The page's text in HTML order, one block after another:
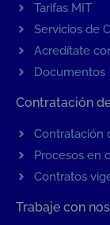
Tarifas MIT
Servicios de
Acredítate
Documentos
Contratación
Contratación
Procesos en
Contratos
Trabaje con